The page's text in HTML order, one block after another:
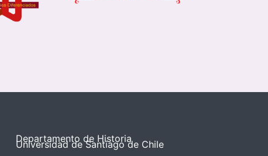
Departamento de Historia
Universidad de Santiago de Chile